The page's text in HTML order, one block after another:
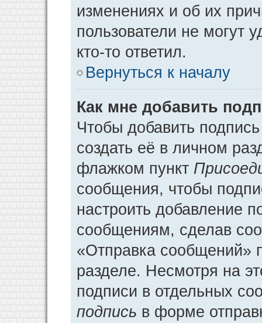
изменениях и об их
пользователи не могут
кто-то ответил.
Вернуться к началу
Как мне добавить
Чтобы добавить
создать её в личном
флажком пункт
сообщения, чтобы
настроить добавление
сообщениям, сделав
«Отправка сообщений»
разделе. Несмотря на
подписи в отдельных
подпись в форме